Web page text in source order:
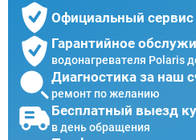
Официальный сервис
Гарантийное
водонагревателя Polaris
Диагностика за наш
ремонт по желанию
Бесплатный выезд
в день обращения